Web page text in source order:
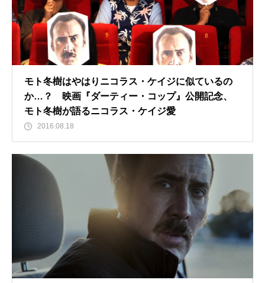
モト冬樹はやはりニコラス・ケイジに似ているの
か…？ 映画『ダーティー・コップ』公開記念、
モト冬樹が語るニコラス・ケイジ愛
2016.08.18